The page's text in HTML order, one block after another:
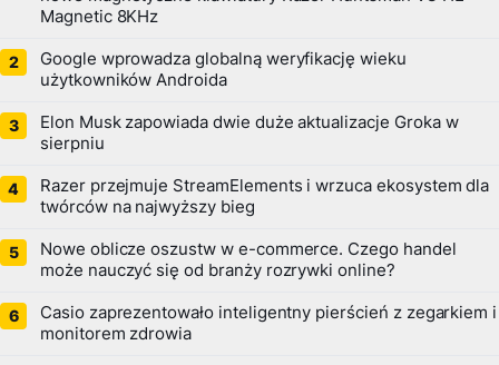
Magnetic 8KHz
Google wprowadza globalną weryfikację wieku
użytkowników Androida
Elon Musk zapowiada dwie duże aktualizacje Groka w
sierpniu
Razer przejmuje StreamElements i wrzuca ekosystem dla
twórców na najwyższy bieg
Nowe oblicze oszustw w e-commerce. Czego handel
może nauczyć się od branży rozrywki online?
Casio zaprezentowało inteligentny pierścień z zegarkiem i
monitorem zdrowia